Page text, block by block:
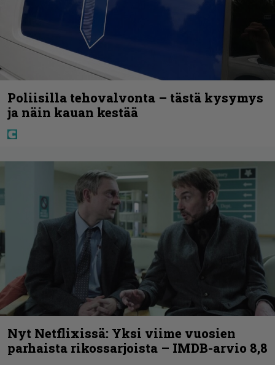
Poliisilla tehovalvonta – tästä kysymys
ja näin kauan kestää
Nyt Netflixissä: Yksi viime vuosien
parhaista rikossarjoista – IMDB-arvio 8,8